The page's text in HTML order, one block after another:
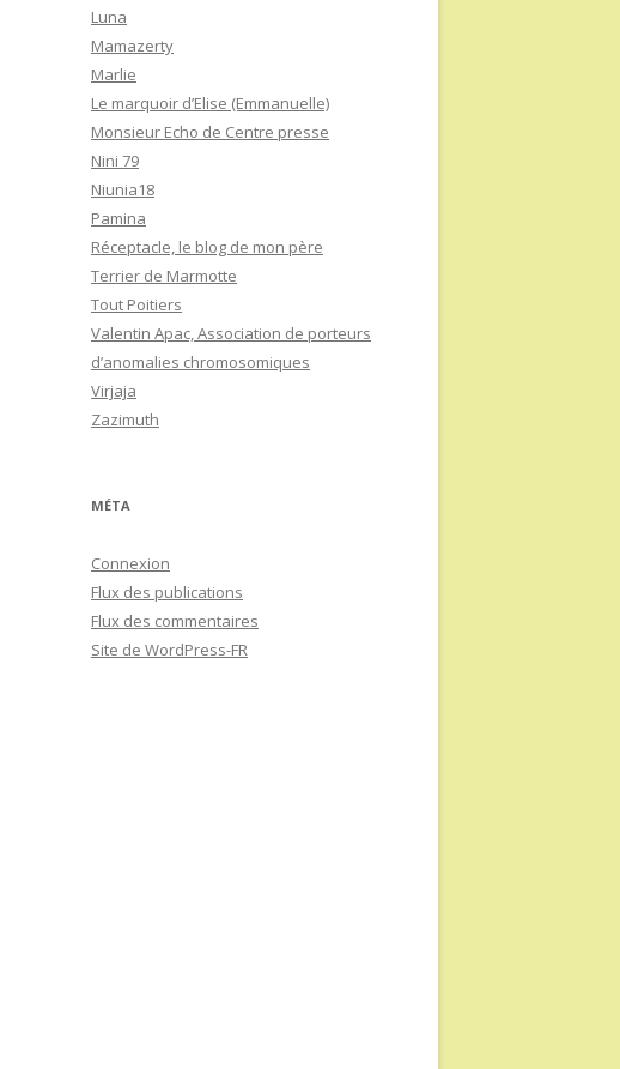
Luna
Mamazerty
Marlie
Le marquoir d’Elise (Emmanuelle)
Monsieur Echo de Centre presse
Nini 79
Niunia18
Pamina
Réceptacle, le blog de mon père
Terrier de Marmotte
Tout Poitiers
Valentin Apac, Association de porteurs
d’anomalies chromosomiques
Virjaja
Zazimuth
MÉTA
Connexion
Flux des publications
Flux des commentaires
Site de WordPress-FR